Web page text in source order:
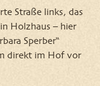
Straße links, das
Holzhaus – hier
Sperber“
direkt im Hof vor